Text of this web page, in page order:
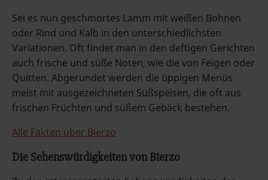
Sei es nun geschmortes Lamm mit weißen Bohnen
oder Rind und Kalb in den unterschiedlichsten
Variationen. Oft findet man in den deftigen Gerichten
auch frische und süße Noten, wie die von Feigen oder
Quitten. Abgerundet werden die üppigen Menüs
meist mit ausgezeichneten Süßspeisen, die oft aus
frischen Früchten und süßem Gebäck bestehen.
Alle Fakten über Bierzo
Die Sehenswürdigkeiten von Bierzo